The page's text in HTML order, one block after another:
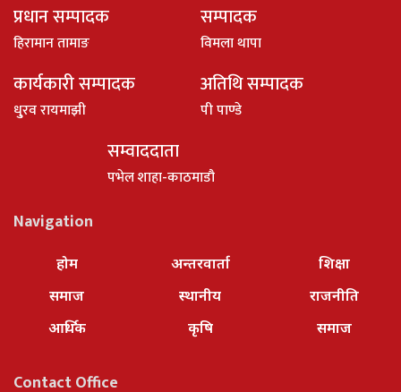
प्रधान सम्पादक
हिरामान तामाङ
सम्पादक
विमला थापा
कार्यकारी सम्पादक
धु्रव रायमाझी
अतिथि सम्पादक
पी पाण्डे
सम्वाददाता
पभेल शाहा-काठमाडौ
Navigation
होम
समाज
आर्थिक
अन्तरवार्ता
स्थानीय
कृषि
शिक्षा
राजनीति
समाज
Contact Office